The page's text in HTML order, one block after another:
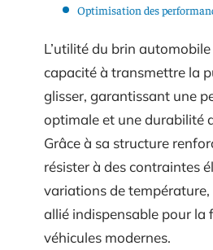
Optimisation des
L’utilité du brin
capacité à transmettre la
glisser, garantissant une
optimale et une durabilité
Grâce à sa structure
résister à des contraintes
variations de
allié indispensable pour la
véhicules modernes.